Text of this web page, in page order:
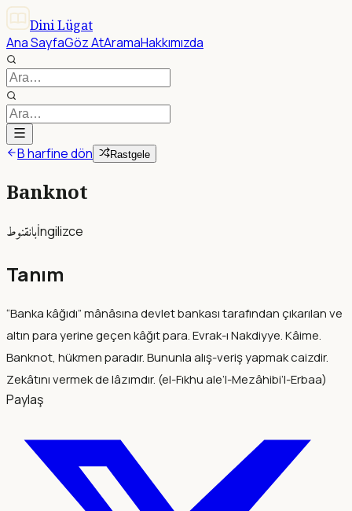
Dini Lügat
Ana SayfaGöz AtAramaHakkımızda
B harfine dön Rastgele
Banknot
بانقنوطİngilizce
Tanım
“Banka kâğıdı” mânâsına devlet bankası tarafından çıkarılan ve
altın para yerine geçen kâğıt para. Evrak-ı Nakdiyye. Kâime.
Banknot, hükmen paradır. Bununla alış-veriş yapmak caizdir.
Zekâtını vermek de lâzımdır. (el-Fıkhu ale’l-Mezâhibi’l-Erbaa)
Paylaş